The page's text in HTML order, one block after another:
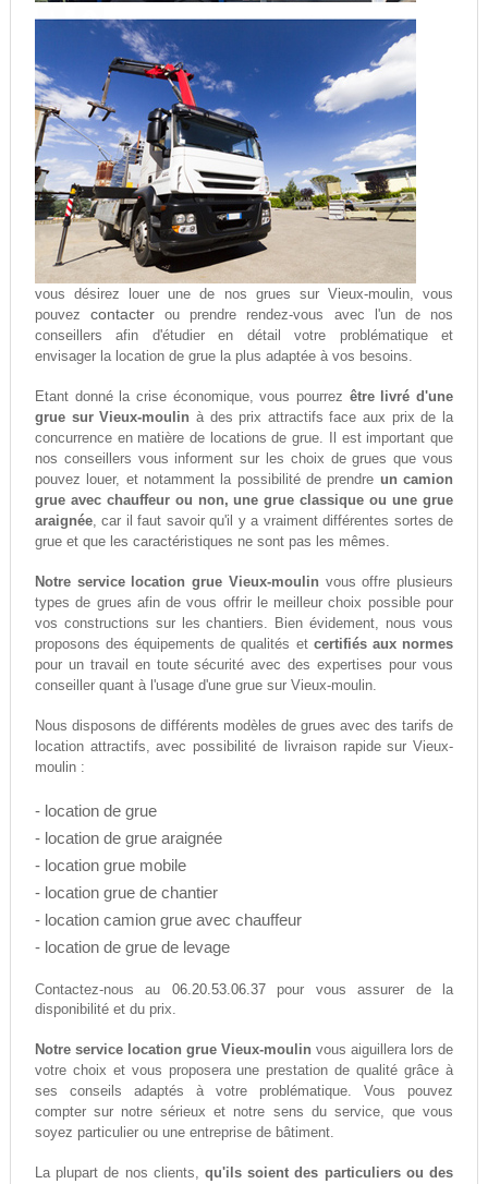
vous désirez louer une de nos grues sur Vieux-moulin, vous
pouvezcontacter ou prendre rendez-vous avec l'un de nos
conseillers afin d'étudier en détail votre problématique et
envisager la location de grue la plus adaptée à vos besoins.
Etant donné la crise économique, vous pourrez être livré d'une
grue sur Vieux-moulin à des prix attractifs face aux prix de la
concurrence en matière de locations de grue. Il est important que
nos conseillers vous informent sur les choix de grues que vous
pouvez louer, et notamment la possibilité de prendre un camion
grue avec chauffeur ou non, une grue classique ou une grue
araignée, car il faut savoir qu'il y a vraiment différentes sortes de
grue et que les caractéristiques ne sont pas les mêmes.
Notre service location grue Vieux-moulin vous offre plusieurs
types de grues afin de vous offrir le meilleur choix possible pour
vos constructions sur les chantiers. Bien évidement, nous vous
proposons des équipements de qualités et certifiés aux normes
pour un travail en toute sécurité avec des expertises pour vous
conseiller quant à l'usage d'une grue sur Vieux-moulin.
Nous disposons de différents modèles de grues avec des tarifs de
location attractifs, avec possibilité de livraison rapide sur Vieux-
moulin :
- location de grue
- location de grue araignée
- location grue mobile
- location grue de chantier
- location camion grue avec chauffeur
- location de grue de levage
Contactez-nous au 06.20.53.06.37pour vous assurer de la
disponibilité et du prix.
Notre service location grue Vieux-moulin vous aiguillera lors de
votre choix et vous proposera une prestation de qualité grâce à
ses conseils adaptés à votre problématique. Vous pouvez
compter sur notre sérieux et notre sens du service, que vous
soyez particulier ou une entreprise de bâtiment.
La plupart de nos clients, qu'ils soient des particuliers ou des